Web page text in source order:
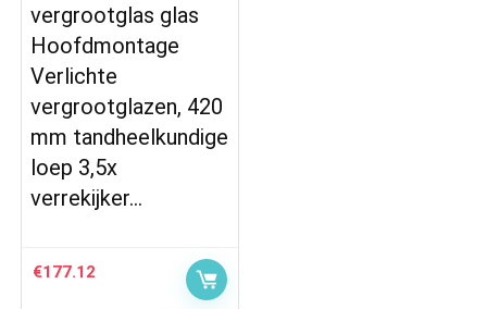
vergrootglas glas
Hoofdmontage
Verlichte
vergrootglazen, 420
mm tandheelkundige
loep 3,5x
verrekijker…
€177.12